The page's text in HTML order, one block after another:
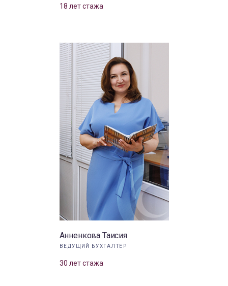
18 лет стажа
Анненкова Таисия
ВЕДУЩИЙ БУХГАЛТЕР
30 лет стажа